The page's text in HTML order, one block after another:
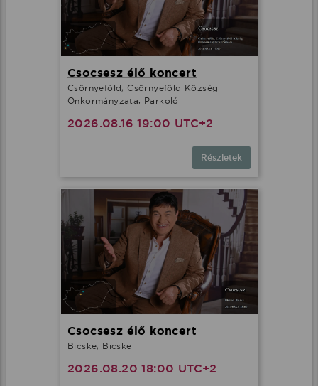
Csocsesz élő koncert
Csörnyeföld, Csörnyeföld Község
Önkormányzata, Parkoló
2026.08.16 19:00 UTC+2
Részletek
Csocsesz élő koncert
Bicske, Bicske
2026.08.20 18:00 UTC+2